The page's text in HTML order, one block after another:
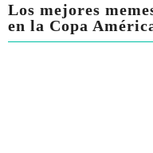
Los mejores
en la Copa